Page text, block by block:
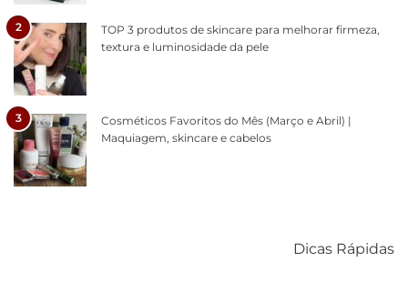
2
TOP 3 produtos de skincare para melhorar firmeza,
textura e luminosidade da pele
3
Cosméticos Favoritos do Mês (Março e Abril) |
Maquiagem, skincare e cabelos
Dicas Rápidas
diários
cabelos